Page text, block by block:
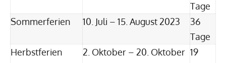
Tage
Sommerferien
10. Juli – 15. August 2023
36
Tage
Herbstferien
2. Oktober – 20. Oktober 19